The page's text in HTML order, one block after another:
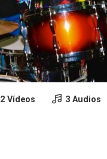
2 Vídeos 3 Audios